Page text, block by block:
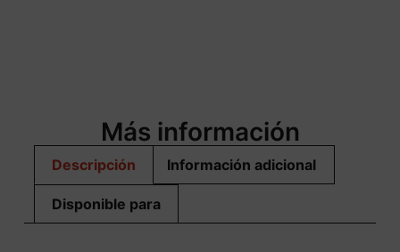
Más información
Descripción Información adicional
Disponible para